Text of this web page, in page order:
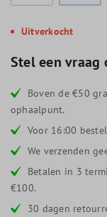
Uitverkocht
Stel een
Boven de €50
ophaalpunt.
Voor 16:00
We verzenden
Betalen in 3
€100.
30 dagen